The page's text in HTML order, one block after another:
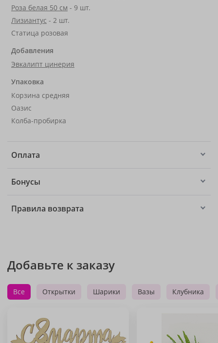
Роза белая 50 см - 9 шт.
Лизиантус - 2 шт.
Статица розовая
Добавления
Эвкалипт цинерия
Упаковка
Корзина средняя
Оазис
Колба-пробирка
Оплата
Бонусы
Правила возврата
Добавьте к заказу
Все Открытки Шарики Вазы Клубника